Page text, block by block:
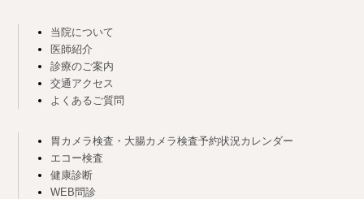
当院について
医師紹介
診療のご案内
交通アクセス
よくあるご質問
胃カメラ検査・大腸カメラ検査予約状況カレンダー
エコー検査
健康診断
WEB問診